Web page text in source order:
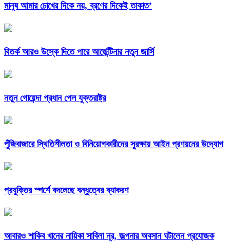
মানুষ আমার চোখের দিকে নয়, ব্রণের দিকেই তাকাত’
বিতর্ক আরও উস্কে দিতে পারে আর্জেন্টিনার নতুন জার্সি
নতুন গোয়েন্দা প্রধান পেল যুক্তরাষ্ট্র
পুঁজিবাজারে স্থিতিশীলতা ও বিনিয়োগকারীদের সুরক্ষায় আইন প্রণয়নের উদ্যোগ
প্রযুক্তির স্পর্শে বদলেছে বন্ধুত্বের ব্যাকরণ
আবারও শাকিব খানের নায়িকা সাবিলা নূর, জল্পনার অবসান ঘটালেন প্রযোজক